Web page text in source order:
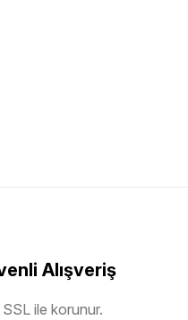
Alışveriş
ile korunur.